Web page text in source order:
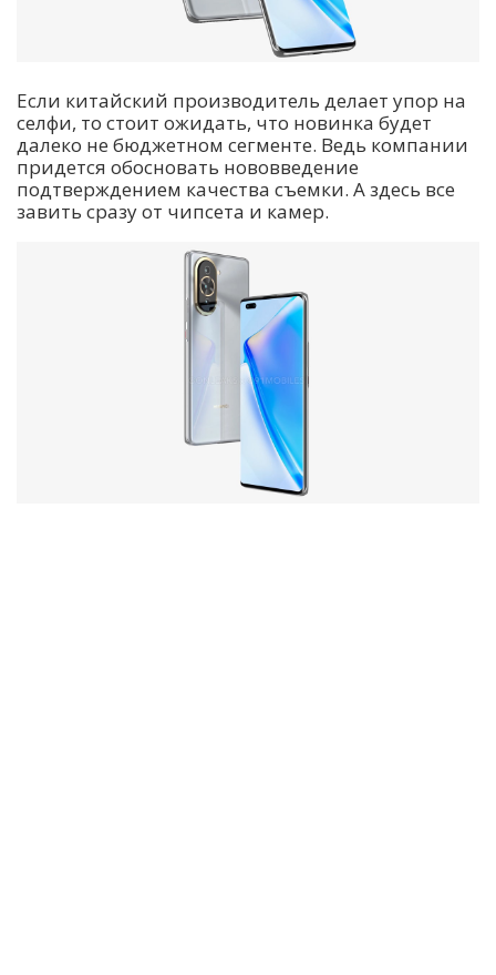
Если китайский производитель делает упор на
селфи, то стоит ожидать, что новинка будет
далеко не бюджетном сегменте. Ведь компании
придется обосновать нововведение
подтверждением качества съемки. А здесь все
завить сразу от чипсета и камер.